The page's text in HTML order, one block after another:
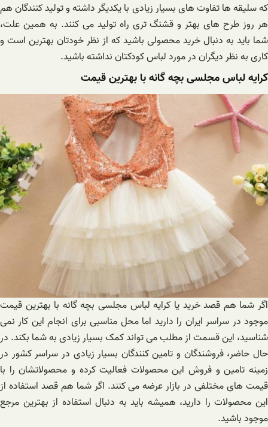
که سلیقه ها تفاوت های بسیار زیادی با یکدیگر داشته و تولید کنندگان هم
هر روز طرح های بهتر و قشنگ تری راه تولید می کنند. به همین علت،
شما باید به دنبال خرید محصولی باشید که از نظر خودتان بهترین است و
کاری به نظر دیگران در مورد لباس کودکتان نداشته باشید.
کرایه لباس مجلسی بچه گانه با بهترین قیمت
اگر شما هم قصد خرید یا کرایه لباس مجلسی بچه گانه با بهترین قیمت
موجود در سراسر ایران را دارید اما محل مناسبی برای انجام این کار نمی
شناسید، این قسمت از مطلب می تواند کمک بسیار زیادی به شما بکند. در
حال حاضر، فروشندگان و تامین کنندگان بسیار زیادی در سراسر کشور در
زمینه تامین و فروش این محصولات فعالیت کرده و محصولاتشان را با
قیمت های مختلفی در بازار عرضه می کنند. اگر شما هم قصد استفاده از
این محصولات را دارید، همیشه باید به دنبال استفاده از بهترین مرجع
موجود باشید.